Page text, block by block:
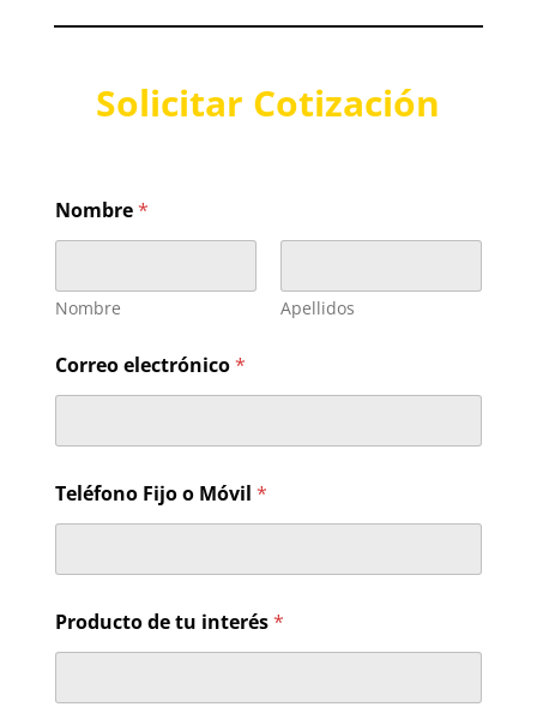
Solicitar Cotización
Nombre*
Nombre Apellidos
Correo electrónico*
Teléfono Fijo o Móvil *
Producto de tu interés*